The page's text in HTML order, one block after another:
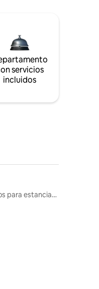
servicios
incluidos
Alojamientos para estancias largas